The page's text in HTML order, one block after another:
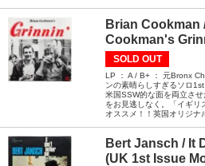
Brian Cookman
Cookman's
SOLD OUT
LP ： A / B+ ： 元Bronx
ンの素晴らしすぎるソロ
米国SSW的な面を両立さ
をお見逃しなく。「イギリ
オススメ！！英国オリジナ
Bert Jansch / It
(UK 1st Issue